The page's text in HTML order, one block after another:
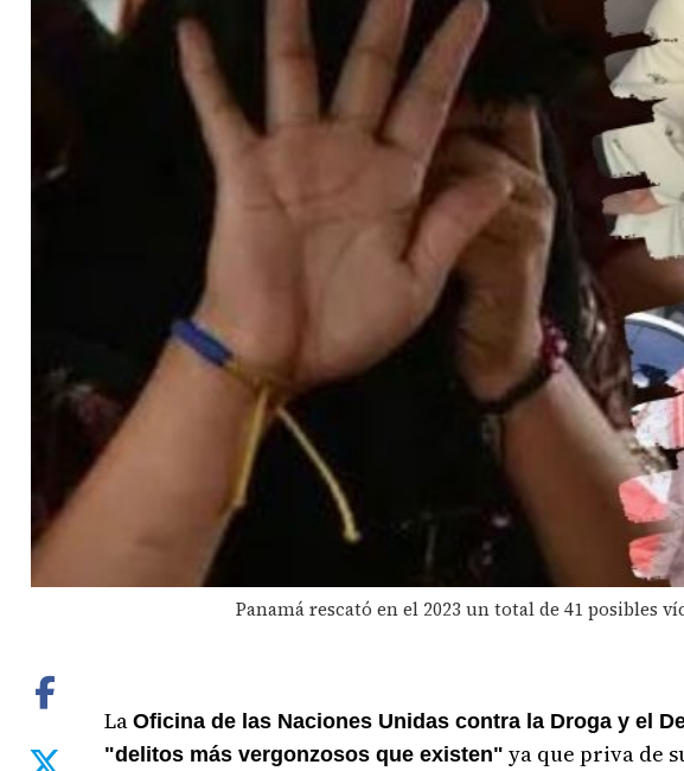
Panamá rescató en el 2023 un total de 41 posibles
LaOficina de las Naciones Unidas contra la Droga y el
"delitos más vergonzosos que existen" ya que priva de